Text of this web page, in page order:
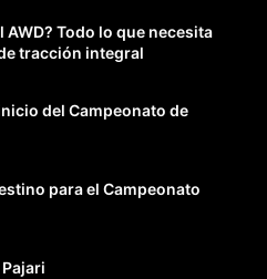
AWD? Todo lo que necesita
tracción integral
del Campeonato de
para el Campeonato